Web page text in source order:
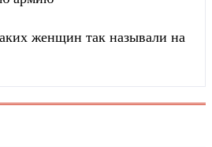
женщин так называли на